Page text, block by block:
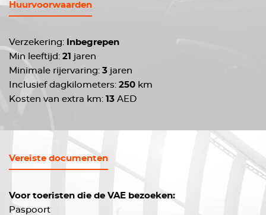
Huurvoorwaarden
Verzekering:
Inbegrepen
Min leeftijd: 21 jaren
Minimale rijervaring: 3 jaren
Inclusief dagkilometers: 250 km
Kosten van extra km: 13 AED
Vereiste documenten
Voor toeristen die de VAE bezoeken:
Paspoort